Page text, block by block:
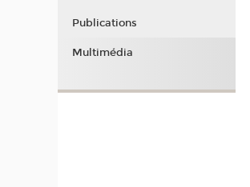
Publications
Multimédia